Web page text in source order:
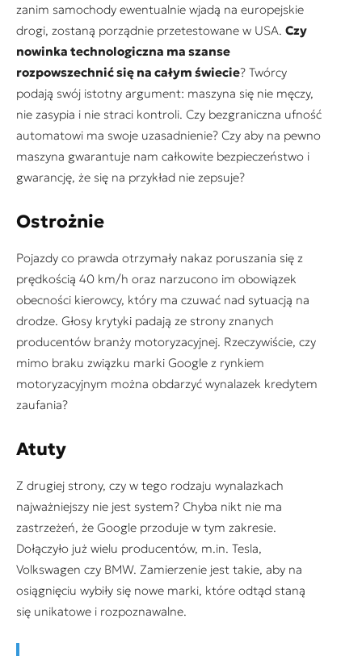
zanim samochody ewentualnie wjadą na europejskie
drogi, zostaną porządnie przetestowane w USA. Czy
nowinka technologiczna ma szanse
rozpowszechnić się na całym świecie? Twórcy
podają swój istotny argument: maszyna się nie męczy,
nie zasypia i nie straci kontroli. Czy bezgraniczna ufność
automatowi ma swoje uzasadnienie? Czy aby na pewno
maszyna gwarantuje nam całkowite bezpieczeństwo i
gwarancję, że się na przykład nie zepsuje?
Ostrożnie
Pojazdy co prawda otrzymały nakaz poruszania się z
prędkością 40 km/h oraz narzucono im obowiązek
obecności kierowcy, który ma czuwać nad sytuacją na
drodze. Głosy krytyki padają ze strony znanych
producentów branży motoryzacyjnej. Rzeczywiście, czy
mimo braku związku marki Google z rynkiem
motoryzacyjnym można obdarzyć wynalazek kredytem
zaufania?
Atuty
Z drugiej strony, czy w tego rodzaju wynalazkach
najważniejszy nie jest system? Chyba nikt nie ma
zastrzeżeń, że Google przoduje w tym zakresie.
Dołączyło już wielu producentów, m.in. Tesla,
Volkswagen czy BMW. Zamierzenie jest takie, aby na
osiągnięciu wybiły się nowe marki, które odtąd staną
się unikatowe i rozpoznawalne.